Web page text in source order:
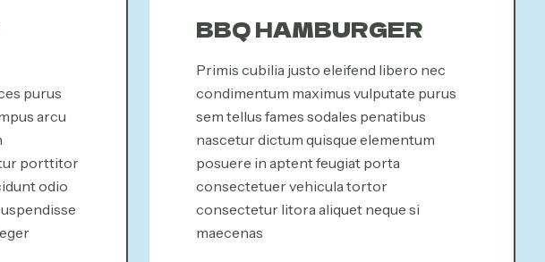
purus
arcu
porttitor
odio
BBQ HAMBURGER
Primis cubilia justo eleifend libero nec
condimentum maximus vulputate purus
sem tellus fames sodales penatibus
nascetur dictum quisque elementum
posuere in aptent feugiat porta
consectetuer vehicula tortor
consectetur litora aliquet neque si
maecenas